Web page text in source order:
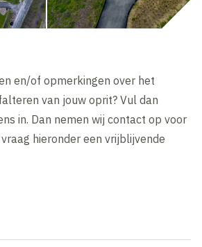
en/of opmerkingen over het
van jouw oprit? Vul dan
in. Dan nemen wij contact op voor
hieronder een vrijblijvende